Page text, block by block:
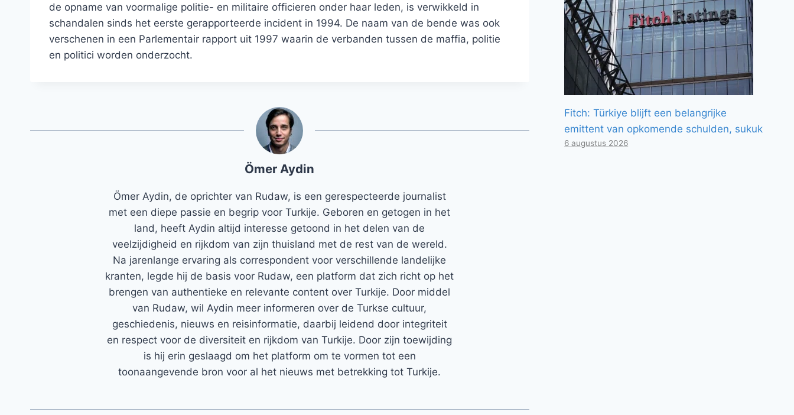
de opname van voormalige politie- en militaire officieren onder haar leden, is verwikkeld in
schandalen sinds het eerste gerapporteerde incident in 1994. De naam van de bende was ook
verschenen in een Parlementair rapport uit 1997 waarin de verbanden tussen de maffia, politie
en politici worden onderzocht.
Ömer Aydin
Ömer Aydin, de oprichter van Rudaw, is een gerespecteerde journalist
met een diepe passie en begrip voor Turkije. Geboren en getogen in het
land, heeft Aydin altijd interesse getoond in het delen van de
veelzijdigheid en rijkdom van zijn thuisland met de rest van de wereld.
Na jarenlange ervaring als correspondent voor verschillende landelijke
kranten, legde hij de basis voor Rudaw, een platform dat zich richt op het
brengen van authentieke en relevante content over Turkije. Door middel
van Rudaw, wil Aydin meer informeren over de Turkse cultuur,
geschiedenis, nieuws en reisinformatie, daarbij leidend door integriteit
en respect voor de diversiteit en rijkdom van Turkije. Door zijn toewijding
is hij erin geslaagd om het platform om te vormen tot een
toonaangevende bron voor al het nieuws met betrekking tot Turkije.
Fitch: Türkiye blijft een belangrijke
emittent van opkomende schulden, sukuk
6 augustus 2026